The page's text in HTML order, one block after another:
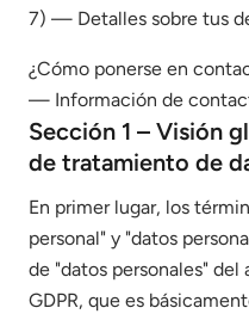
7) — Detalles sobre tus
¿Cómo ponerse en
— Información de
Sección 1 – Visión
de tratamiento de
En primer lugar, los
personal" y "datos
de "datos personales" del
GDPR, que es